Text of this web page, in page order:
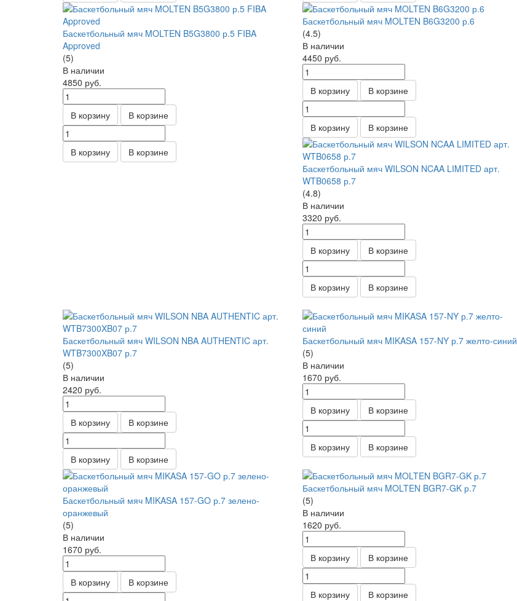
Баскетбольный мяч MOLTEN B5G3800 р.5 FIBA
Approved
(5)
В наличии
4850 руб.
В корзину В корзине
В корзину В корзине
Баскетбольный мяч MOLTEN B6G3200 р.6
(4.5)
В наличии
4450 руб.
В корзину В корзине
В корзину В корзине
Баскетбольный мяч WILSON NCAA LIMITED арт.
WTB0658 р.7
(4.8)
В наличии
3320 руб.
В корзину В корзине
В корзину В корзине
Баскетбольный мяч WILSON NBA AUTHENTIC арт.
WTB7300XB07 р.7
(5)
В наличии
2420 руб.
В корзину В корзине
В корзину В корзине
Баскетбольный мяч MIKASA 157-NY р.7 желто-синий
(5)
В наличии
1670 руб.
В корзину В корзине
В корзину В корзине
Баскетбольный мяч MIKASA 157-GO р.7 зелено-
оранжевый
(5)
В наличии
1670 руб.
В корзину В корзине
Баскетбольный мяч MOLTEN BGR7-GK р.7
(5)
В наличии
1620 руб.
В корзину В корзине
В корзину В корзине